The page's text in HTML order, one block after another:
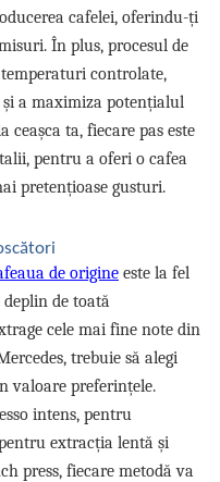
cafelei, oferindu-ți
În plus, procesul de
controlate,
a maximiza potențialul
ceașca ta, fiecare pas este
pentru a oferi o cafea
pretențioase gusturi.
de origine este la fel
de toată
cele mai fine note din
trebuie să alegi
valoare preferințele.
intens, pentru
extracția lentă și
press, fiecare metodă va